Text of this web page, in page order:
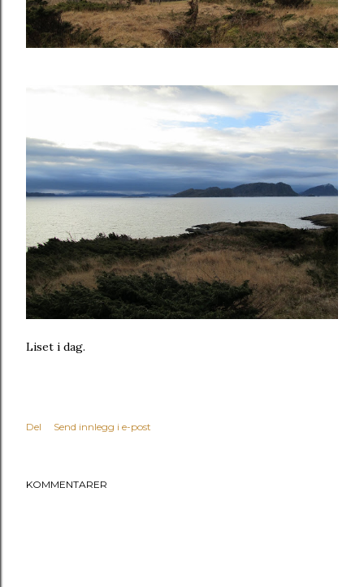
Liset i dag.
Del Send innlegg i e-post
KOMMENTARER